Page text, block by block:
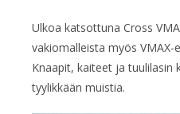
Ulkoa katsottuna Cross
vakiomalleista myös
Knaapit, kaiteet ja tuulilasin
tyylikkään muistia.